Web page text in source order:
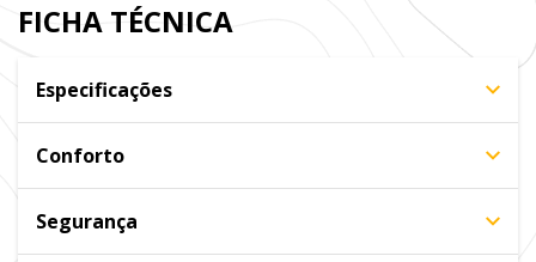
FICHA TÉCNICA
Especificações
Conforto
Segurança